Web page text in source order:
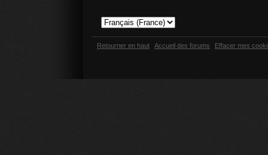
Retourner en haut Accueil des forums Effacer mes